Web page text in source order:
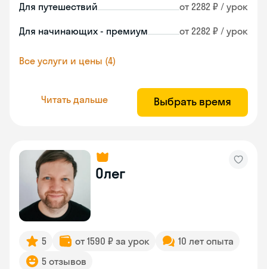
Для путешествий от 2282 ₽ / урок
Для начинающих - премиум от 2282 ₽ / урок
Все услуги и цены (4)
Читать дальше Выбрать время
Олег
5 от 1590 ₽ за урок
10 лет опыта
5 отзывов